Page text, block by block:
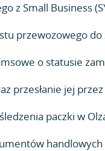
z Small Business
przewozowego do
o statusie
przesłanie jej
paczki w
handlowych